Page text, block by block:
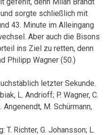
gefehlt, denn Milan Brandt
sorgte schließlich mit
43. Minute im Alleingang
Aber auch die Bisons
ins Ziel zu retten, denn
Philipp Wagner (50.)
letzter Sekunde.
L. Andrioff; P. Wagner, C.
M. Schürmann,
T. Richter, G. Johansson; L.